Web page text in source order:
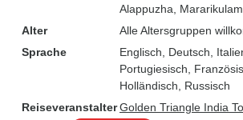
Alappuzha , Mararikulam
Alter
Alle Altersgruppen
Sprache
Englisch, Deutsch,
Portugiesisch,
Holländisch, Russisch
ReiseveranstalterGolden Triangle India